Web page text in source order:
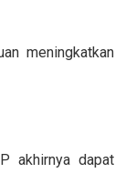
meningkatkan
akhirnya dapat